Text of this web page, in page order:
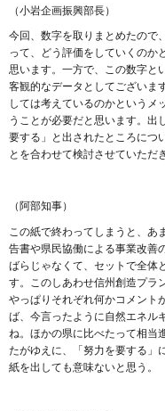
（小岩企画振興部長）
今回、数字を取りまとめたので
って、どう評価をしていくのか
思います。一方で、この数字と
客観的なデータとしてございま
しては考えているのかというメ
うことが必要だと思います。出
要する」と出されたところにつ
とを合わせて検討させていただ
（阿部知事）
この紙で終わってしまうと、あ
告書や県民協働による事業改善
ばらじゃなくて、セットで全体
す。このしあわせ信州創造プラ
やっぱりそれぞれ何かコメント
ば、今言ったように自然エネル
ね。ほかの県に比べたって相当
たがゆえに、「努力を要する」
紙を出しても意味ないと思う。